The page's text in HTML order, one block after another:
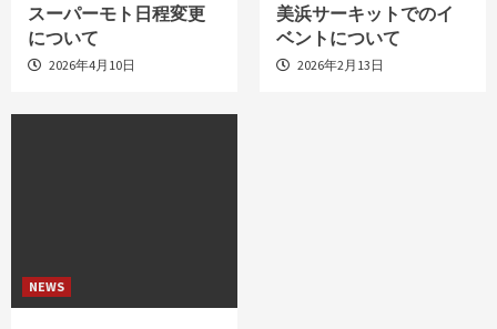
スーパーモト日程変更
について
2026年4月10日
美浜サーキットでのイ
ベントについて
2026年2月13日
NEWS